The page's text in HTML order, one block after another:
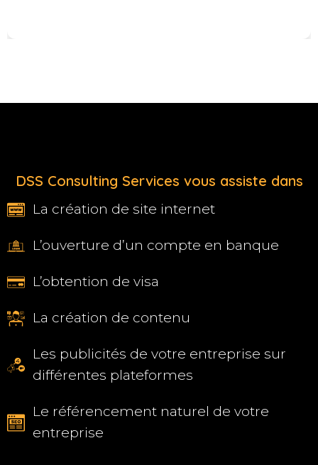
DSS Consulting Services vous assiste dans
La création de site internet
L’ouverture d’un compte en banque
L’obtention de visa
La création de contenu
Les publicités de votre entreprise sur
différentes plateformes
Le référencement naturel de votre
entreprise